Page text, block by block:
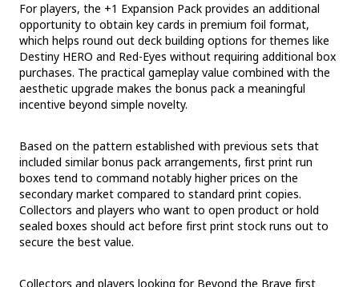
For players, the +1 Expansion Pack provides an additional
opportunity to obtain key cards in premium foil format,
which helps round out deck building options for themes like
Destiny HERO and Red-Eyes without requiring additional box
purchases. The practical gameplay value combined with the
aesthetic upgrade makes the bonus pack a meaningful
incentive beyond simple novelty.
Based on the pattern established with previous sets that
included similar bonus pack arrangements, first print run
boxes tend to command notably higher prices on the
secondary market compared to standard print copies.
Collectors and players who want to open product or hold
sealed boxes should act before first print stock runs out to
secure the best value.